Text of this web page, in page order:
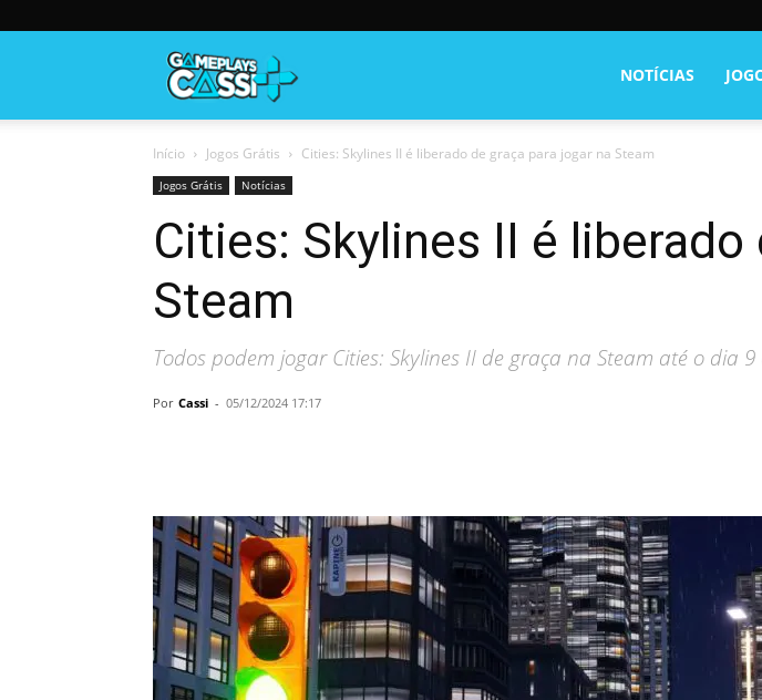
NOTÍCIAS
Início Jogos Grátis Cities: Skylines II é liberado de graça para jogar na Steam
Jogos Grátis Notícias
Cities: Skylines II é
Steam
Todos podem jogar Cities: Skylines II de graça na Steam até o dia 9
Por Cassi - 05/12/2024 17:17